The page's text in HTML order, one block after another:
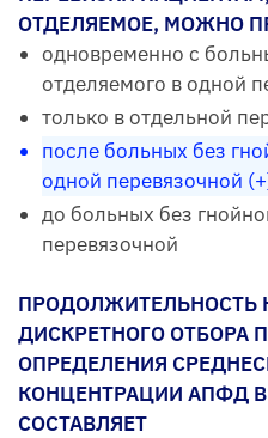
ОТДЕЛЯЕМОЕ, МОЖНО
одновременно с
отделяемого в одной
только в отдельной
после больных без
одной перевязочной
до больных без
перевязочной
ПРОДОЛЖИТЕЛЬНОСТЬ
ДИСКРЕТНОГО ОТБОРА
ОПРЕДЕЛЕНИЯ
КОНЦЕНТРАЦИИ АПФД
СОСТАВЛЯЕТ